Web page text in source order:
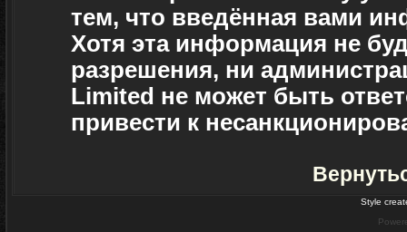
тем, что введённая вами
Хотя эта информация не
разрешения, ни
Limited не может быть
привести к
Style